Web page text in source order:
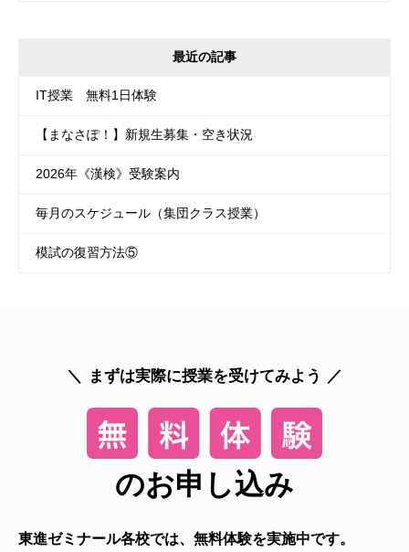
最近の記事
IT授業 無料1日体験
【まなさぽ！】新規生募集・空き状況
2026年《漢検》受験案内
毎月のスケジュール（集団クラス授業）
模試の復習方法⑤
まずは実際に授業を受けてみよう
のお申し込み
東進ゼミナール各校では、無料体験を実施中です。